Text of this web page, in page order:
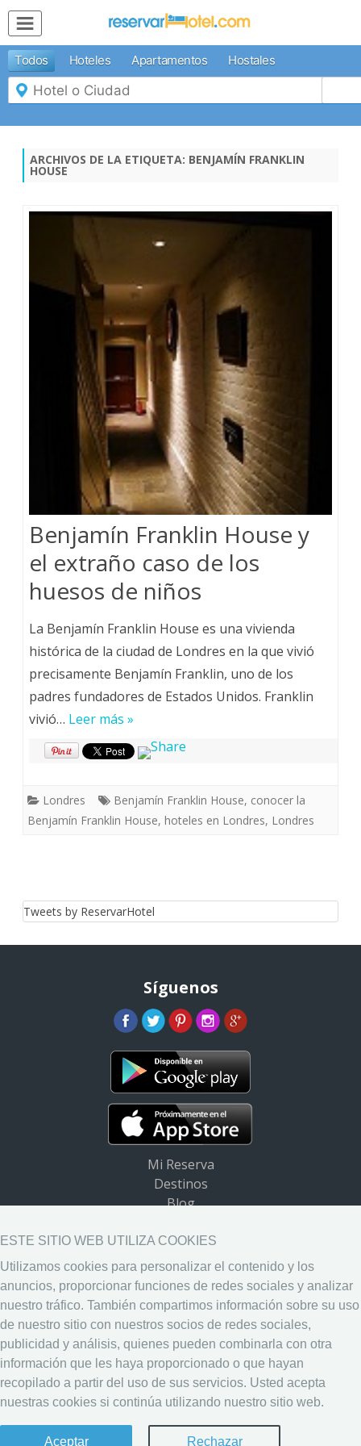
MENÚ
Inicio
Mi
Reserva
Inspírate
Todos Hoteles Apartamentos Hostales
ARCHIVOS DE LA ETIQUETA: BENJAMÍN FRANKLIN
HOUSE
Benjamín Franklin House y
el extraño caso de los
huesos de niños
La Benjamín Franklin House es una vivienda
histórica de la ciudad de Londres en la que vivió
precisamente Benjamín Franklin, uno de los
padres fundadores de Estados Unidos. Franklin
vivió… Leer más »
Londres Benjamín Franklin House, conocer la
Benjamín Franklin House, hoteles en Londres, Londres
Tweets by ReservarHotel
Síguenos
Mi Reserva
Destinos
Blog
Ayuda
Descargar App
Widget de destinos
Aviso Legal
Política de Privacidad
Política de Cookies
ESTE SITIO WEB UTILIZA COOKIES
Utilizamos cookies para personalizar el contenido y los
anuncios, proporcionar funciones de redes sociales y analizar
nuestro tráfico. También compartimos información sobre su uso
de nuestro sitio con nuestros socios de redes sociales,
publicidad y análisis, quienes pueden combinarla con otra
información que les haya proporcionado o que hayan
recopilado a partir del uso de sus servicios. Usted acepta
nuestras cookies si continúa utilizando nuestro sitio web.
Aceptar Rechazar